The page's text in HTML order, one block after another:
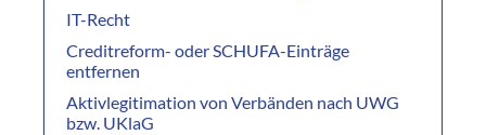
IT-Recht
Creditreform- oder SCHUFA-Einträge
entfernen
Aktivlegitimation von Verbänden nach UWG
bzw. UKlaG